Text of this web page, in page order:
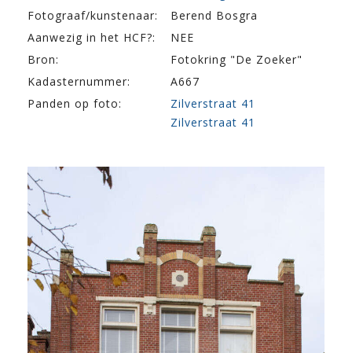
Fotograaf/kunstenaar:
Berend Bosgra
Aanwezig in het HCF?:
NEE
Bron:
Fotokring "De Zoeker"
Kadasternummer:
A667
Panden op foto:
Zilverstraat 41
Zilverstraat 41